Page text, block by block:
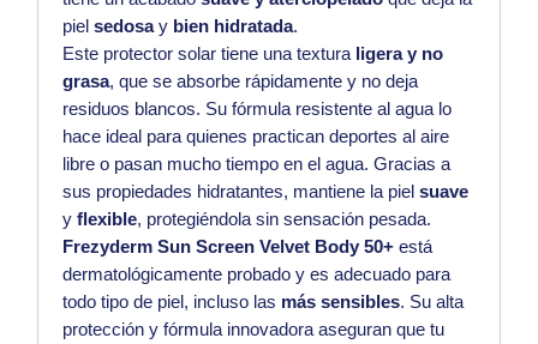
pielsedosay bien hidratada.
Este protector solar tiene una textura ligera y no
grasa, que se absorbe rápidamente y no deja
residuos blancos. Su fórmula resistente al agua lo
hace ideal para quienes practican deportes al aire
libre o pasan mucho tiempo en el agua. Gracias a
sus propiedades hidratantes, mantiene la pielsuave
yflexible, protegiéndola sin sensación pesada.
Frezyderm Sun Screen Velvet Body 50+ está
dermatológicamente probado y es adecuado para
todo tipo de piel, incluso las más sensibles. Su alta
protección y fórmula innovadora aseguran que tu